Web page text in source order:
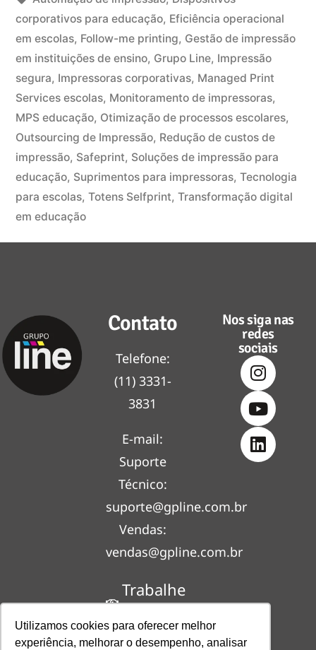
Utilizamos cookies para oferecer melhor
experiência, melhorar o desempenho, analisar
corporativos para educação, Eficiência operacional
em escolas, Follow-me printing, Gestão de impressão
em instituições de ensino, Grupo Line, Impressão
segura, Impressoras corporativas, Managed Print
Services escolas, Monitoramento de impressoras,
MPS educação, Otimização de processos escolares,
Outsourcing de Impressão, Redução de custos de
impressão, Safeprint, Soluções de impressão para
educação, Suprimentos para impressoras, Tecnologia
para escolas, Totens Selfprint, Transformação digital
em educação
Contato
Telefone:
(11) 3331-
3831
E-mail:
Suporte
Técnico:
suporte@gpline.com.br
Vendas:
vendas@gpline.com.br
Trabalhe
Conosco
Mapa
Nos siga nas
redes
sociais